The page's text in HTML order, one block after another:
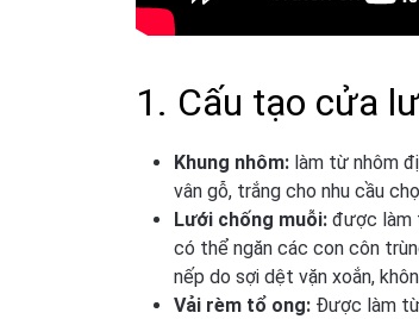
1. Cấu tạo cửa
Khung nhôm: làm từ nhôm
vân gỗ, trắng cho nhu cầu
Lưới chống muỗi: được làm
có thể ngăn các con côn
nếp do sợi dệt vặn xoắn,
Vải rèm tổ ong: Được làm